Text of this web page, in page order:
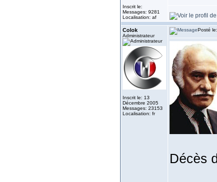
Inscrit le:
Messages: 9281
Localisation: af
Colok
Administrateur
Inscrit le: 13
Décembre 2005
Messages: 23153
Localisation: fr
Posté
Décès